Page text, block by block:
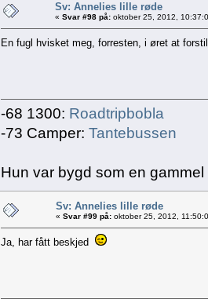
Sv: Annelies lille røde
« Svar #98 på: oktober 25, 2012,
En fugl hvisket meg, forresten, i øret at
-68 1300: Roadtripbobla
-73 Camper: Tantebussen
Hun var bygd som en
Sv: Annelies lille røde
« Svar #99 på: oktober 25, 2012,
Ja, har fått beskjed